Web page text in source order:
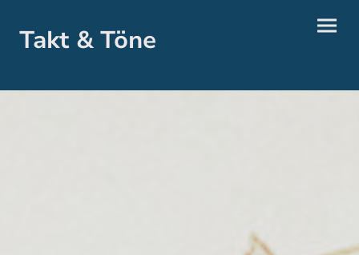
Takt & Töne